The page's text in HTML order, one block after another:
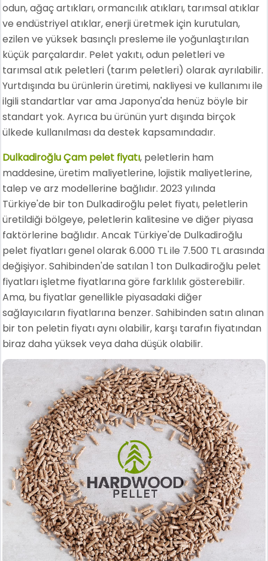
odun, ağaç artıkları, ormancılık atıkları, tarımsal atıklar
ve endüstriyel atıklar, enerji üretmek için kurutulan,
ezilen ve yüksek basınçlı presleme ile yoğunlaştırılan
küçük parçalardır. Pelet yakıtı, odun peletleri ve
tarımsal atık peletleri (tarım peletleri) olarak ayrılabilir.
Yurtdışında bu ürünlerin üretimi, nakliyesi ve kullanımı ile
ilgili standartlar var ama Japonya'da henüz böyle bir
standart yok. Ayrıca bu ürünün yurt dışında birçok
ülkede kullanılması da destek kapsamındadır.
Dulkadiroğlu Çam pelet fiyatı, peletlerin ham
maddesine, üretim maliyetlerine, lojistik maliyetlerine,
talep ve arz modellerine bağlıdır. 2023 yılında
Türkiye'de bir ton Dulkadiroğlu pelet fiyatı, peletlerin
üretildiği bölgeye, peletlerin kalitesine ve diğer piyasa
faktörlerine bağlıdır. Ancak Türkiye'de Dulkadiroğlu
pelet fiyatları genel olarak 6.000 TL ile 7.500 TL arasında
değişiyor. Sahibinden'de satılan 1 ton Dulkadiroğlu pelet
fiyatları işletme fiyatlarına göre farklılık gösterebilir.
Ama, bu fiyatlar genellikle piyasadaki diğer
sağlayıcıların fiyatlarına benzer. Sahibinden satın alınan
bir ton peletin fiyatı aynı olabilir, karşı tarafın fiyatından
biraz daha yüksek veya daha düşük olabilir.